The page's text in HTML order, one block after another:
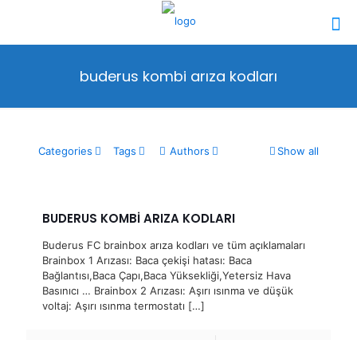
buderus kombi arıza kodları
Categories Tags Authors Show all
BUDERUS KOMBİ ARIZA KODLARI
Buderus FC brainbox arıza kodları ve tüm açıklamaları
Brainbox 1 Arızası: Baca çekişi hatası: Baca
Bağlantısı,Baca Çapı,Baca Yüksekliği,Yetersiz Hava
Basınıcı … Brainbox 2 Arızası: Aşırı ısınma ve düşük
voltaj: Aşırı ısınma termostatı […]